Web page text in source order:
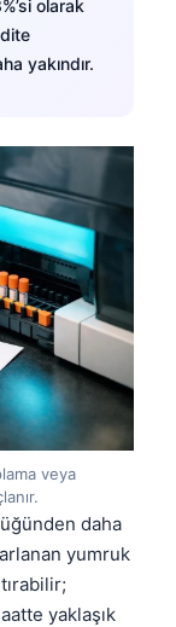
olarak
yakındır.
veya
daha
yumruk
yaklaşık